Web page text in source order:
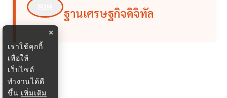
ฐานเศรษฐกิจดิจิทัล
×
เราใช้คุกกี้
เพื่อให้
เว็บไซต์
ทำงานได้ดี
ขึ้น เพิ่มเติม